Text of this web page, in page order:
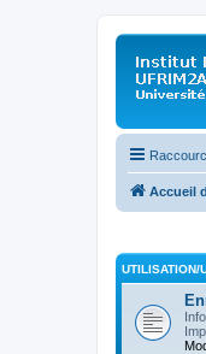
Accueil
UTILISATION/